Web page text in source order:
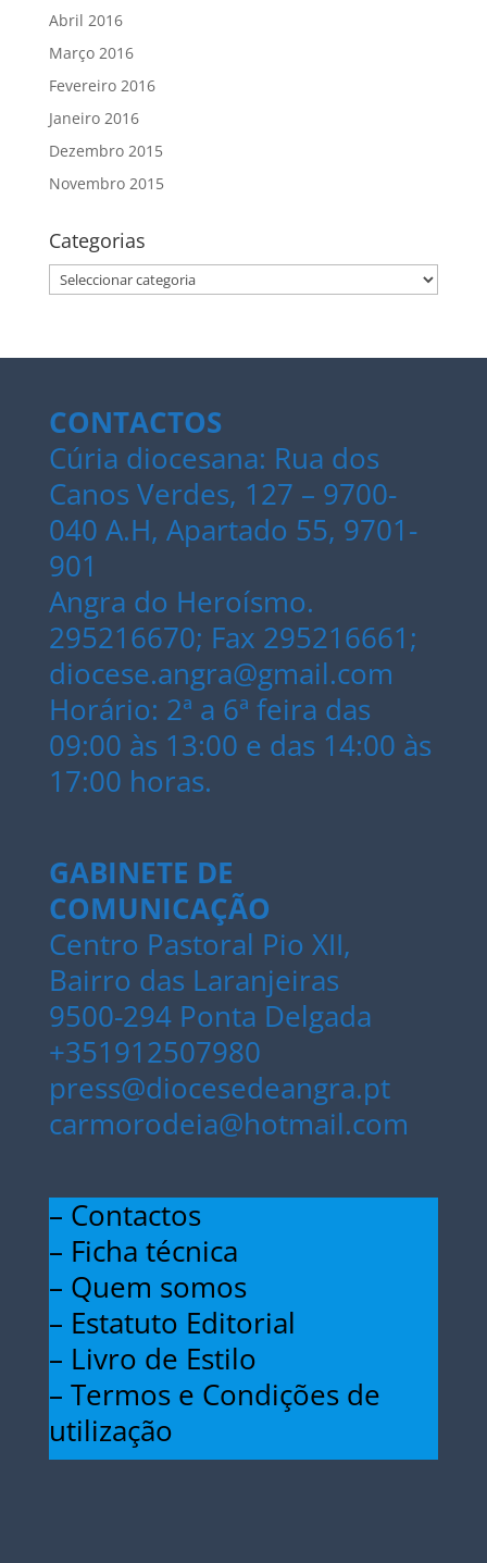
Abril 2016
Março 2016
Fevereiro 2016
Janeiro 2016
Dezembro 2015
Novembro 2015
Categorias
Categorias
CONTACTOS
Cúria diocesana: Rua dos
Canos Verdes, 127 – 9700-
040 A.H, Apartado 55, 9701-
901
Angra do Heroísmo.
295216670; Fax 295216661;
diocese.angra@gmail.com
Horário: 2ª a 6ª feira das
09:00 às 13:00 e das 14:00 às
17:00 horas.
GABINETE DE
COMUNICAÇÃO
Centro Pastoral Pio XII,
Bairro das Laranjeiras
9500-294 Ponta Delgada
+351912507980
press@diocesedeangra.pt
carmorodeia@hotmail.com
– Contactos
– Ficha técnica
– Quem somos
– Estatuto Editorial
– Livro de Estilo
– Termos e Condições de
utilização